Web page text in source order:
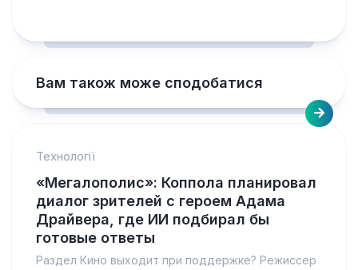
Вам також може сподобатися
Технології
«Мегалополис»: Коппола планировал
диалог зрителей с героем Адама
Драйвера, где ИИ подбирал бы
готовые ответы
Раздел Кино выходит при поддержке? Режиссер